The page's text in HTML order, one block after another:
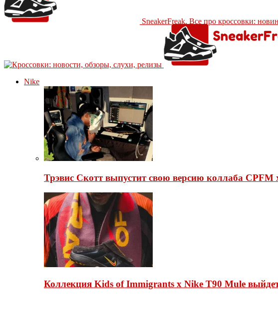
SneakerFreak. Все про кроссовки:
Nike
Трэвис Скотт выпустит свою версию коллаба CPFM
Коллекция Kids of Immigrants x Nike T90 Mule